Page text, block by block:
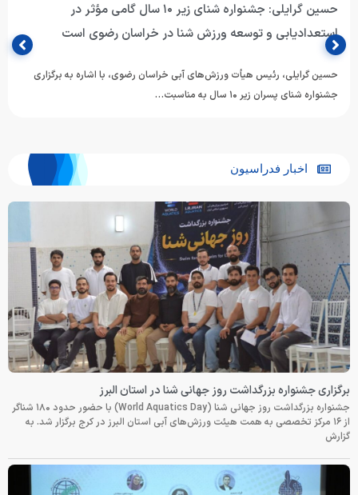
حسین گرایلی: جشنواره شنای زیر ۱۰ سال گامی مؤثر در
استعدادیابی و توسعه ورزش شنا در خراسان رضوی است
حسین گرایلی، رئیس هیأت ورزش‌های آبی خراسان رضوی، با اشاره به برگزاری
جشنواره شنای پسران زیر ۱۰ سال به مناسبت…
اخبار فدراسیون
برگزاری جشنواره بزرگداشت روز جهانی شنا در استان البرز
جشنواره بزرگداشت روز جهانی شنا (World Aquatics Day) با حضور حدود ۱۸۰ شناگر
از ۱۶ مرکز تخصصی به همت هیئت ورزش‌های آبی استان البرز در کرج برگزار شد. به
گزارش